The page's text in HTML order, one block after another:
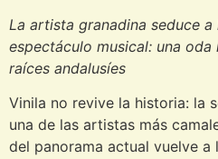
La artista granadina seduce
espectáculo musical: una
raíces andalusíes
Vinila no revive la historia: la
una de las artistas más
del panorama actual vuelve a